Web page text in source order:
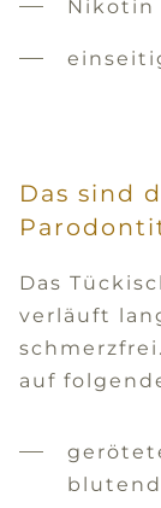
Nikotin
Das sind
Das
verläuft
auf